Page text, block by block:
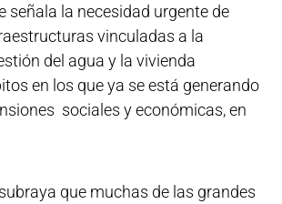
señala la necesidad urgente de
vinculadas a la
del agua y la vivienda
en los que ya se está generando
sociales y económicas, en
que muchas de las grandes